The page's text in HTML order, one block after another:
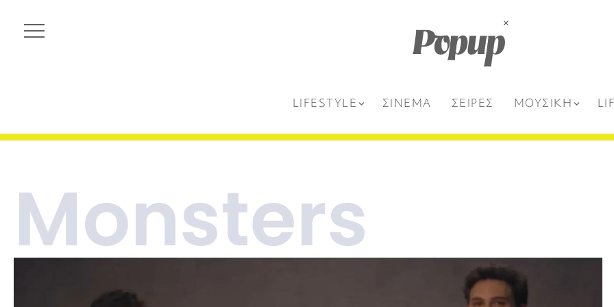
LIFESTYLE ΣΙΝΕΜΑ ΣΕΙΡΕΣ ΜΟΥΣΙΚΗ
Monsters